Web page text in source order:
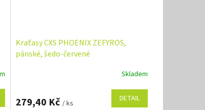
Kraťasy CXS PHOENIX ZEFYROS,
pánské, šedo-červené
Skladem
279,40 Kč / ks DETAIL